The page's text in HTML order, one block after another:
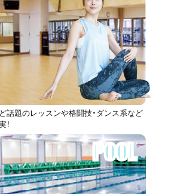
話題のレッスンや格闘技・ダンス系など
！
POOL